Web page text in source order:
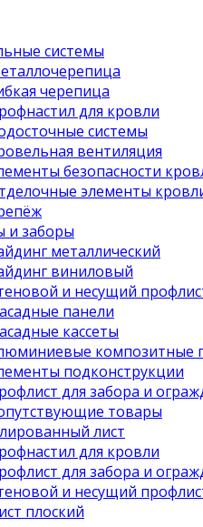
системы
черепица
для кровли
системы
вентиляция
безопасности
элементы
и заборы
металлический
виниловый
и несущий
панели
кассеты
композитные
подконструкции
для забора и
товары
лист
для кровли
для забора и
и несущий
плоский